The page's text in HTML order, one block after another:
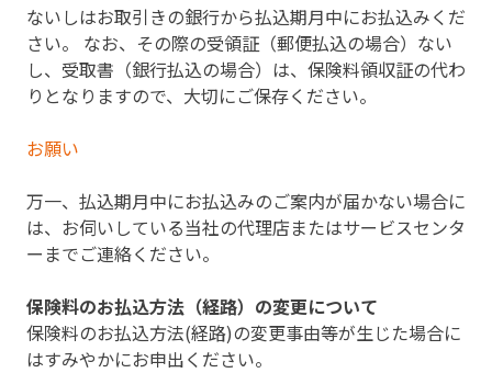
ないしはお取引きの銀行から払込期月中にお払込みくだ
さい。 なお、その際の受領証（郵便払込の場合）ない
し、受取書（銀行払込の場合）は、保険料領収証の代わ
りとなりますので、大切にご保存ください。
お願い
万一、払込期月中にお払込みのご案内が届かない場合に
は、お伺いしている当社の代理店またはサービスセンタ
ーまでご連絡ください。
保険料のお払込方法（経路）の変更について
保険料のお払込方法(経路)の変更事由等が生じた場合に
はすみやかにお申出ください。